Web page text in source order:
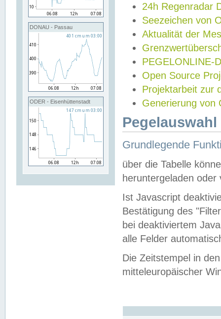
DONAU - Passau
ODER - Eisenhüttenstadt
24h Regenradar
Seezeichen von
Aktualität der
PEGELONLINE-
Open Source
Projektarbeit zur
Generierung von
Grundlegende
über die Tabelle
heruntergeladen oder
Ist Javascript
Bestätigung des
bei deaktiviertem
alle Felder
Die Zeitstempel in
mitteleuropäischer